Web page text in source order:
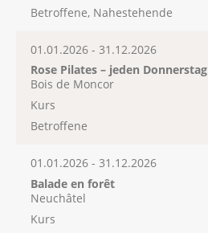
Betroffene, Nahestehende
01.01.2026 - 31.12.2026
Rose Pilates – jeden Donnerstag
Bois de Moncor
Kurs
Betroffene
01.01.2026 - 31.12.2026
Balade en forêt
Neuchâtel
Kurs